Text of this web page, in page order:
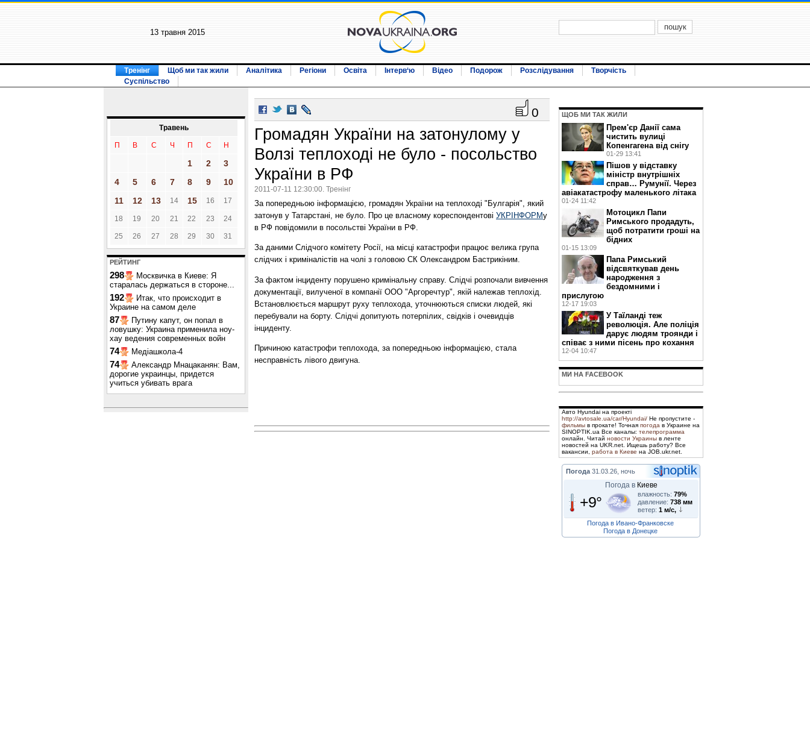
13 травня 2015
Тренінг Щоб ми так жили Аналітика Регіони Освіта Інтерв‘ю Відео Подорож Розслідування
Творчість
Суспільство
Травень
П В С Ч П С Н
1 2
3
4
5 6 7 8 9
10
11
12 13 14 15 16 17
18 19 20 21 22 23 24
25 26 27 28 29 30 31
РЕЙТИНГ
298
Москвичка в Киеве: Я
старалась держаться в стороне...
192
Итак, что происходит в
Украине на самом деле
87
Путину капут, он попал в
ловушку: Украина применила ноу-
хау ведения современных войн
74 Медіашкола-4
74
Александр Мнацаканян: Вам,
дорогие украинцы, придется
учиться убивать врага
0
Громадян України на затонулому у
Волзі теплоході не було - посольство
України в РФ
2011-07-11 12:30:00. Тренінг
За попередньою інформацією, громадян України на теплоході "Булгарія", який
затонув у Татарстані, не було. Про це власному кореспондентові УКРІНФОРМу
в РФ повідомили в посольстві України в РФ.
За даними Слідчого комітету Росії, на місці катастрофи працює велика група
слідчих і криміналістів на чолі з головою СК Олександром Бастрикіним.
За фактом інциденту порушено кримінальну справу. Слідчі розпочали вивчення
документації, вилученої в компанії ООО "Аргоречтур", якій належав теплохід.
Встановлюється маршрут руху теплохода, уточнюються списки людей, які
перебували на борту. Слідчі допитують потерпілих, свідків і очевидців
інциденту.
Причиною катастрофи теплохода, за попередньою інформацією, стала
несправність лівого двигуна.
ЩОБ МИ ТАК ЖИЛИ
Прем'єр Данії сама
чистить вулиці
Копенгагена від снігу
01-29 13:41
Пішов у відставку
міністр внутрішніх
справ… Румунії. Через
авіакатастрофу маленького літака
01-24 11:42
Мотоцикл Папи
Римського продадуть,
щоб потратити гроші на
бідних
01-15 13:09
Папа Римський
відсвяткував день
народження з
бездомними і
прислугою
12-17 19:03
У Таїланді теж
революція. Але поліція
дарує людям троянди і
співає з ними пісень про кохання
12-04 10:47
МИ НА FACEBOOK
Авто Hyundai на проекті
http://avtosale.ua/car/Hyundai/ Не пропустите -
фильмы в прокате! Точная погода в Украине на
SINOPTIK.ua Все каналы: телепрограмма
онлайн. Читай новости Украины в ленте
новостей на UKR.net. Ищешь работу? Все
вакансии, работа в Киеве на JOB.ukr.net.
Погода 31.03.26, ночь
Погода в Киеве
+9° влажность: 79%
давление: 738 мм
ветер: 1 м/с,
Погода в Ивано-Франковске
Погода в Донецке